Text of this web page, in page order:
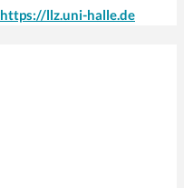
https://llz.uni-halle.de